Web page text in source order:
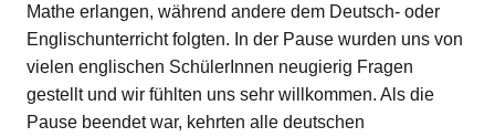
Mathe erlangen, während andere dem Deutsch- oder
Englischunterricht folgten. In der Pause wurden uns von
vielen englischen SchülerInnen neugierig Fragen
gestellt und wir fühlten uns sehr willkommen. Als die
Pause beendet war, kehrten alle deutschen